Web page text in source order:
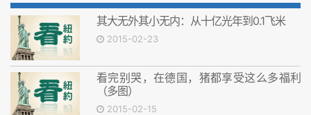
其大无外其小无内：从十亿光年到0.1飞米
2015-02-23
看完别哭，在德国，猪都享受这么多福利
（多图）
2015-02-15